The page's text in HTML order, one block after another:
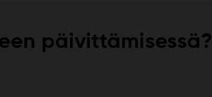
päivittämisessä?